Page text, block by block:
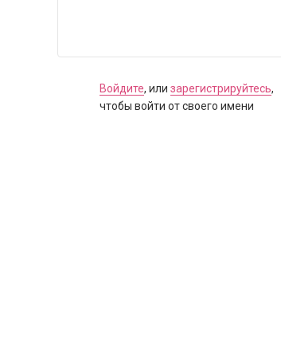
Войдите, или зарегистрируйтесь,
чтобы войти от своего имени